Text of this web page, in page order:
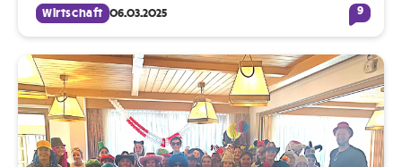
Wirtschaft 06.03.2025 9